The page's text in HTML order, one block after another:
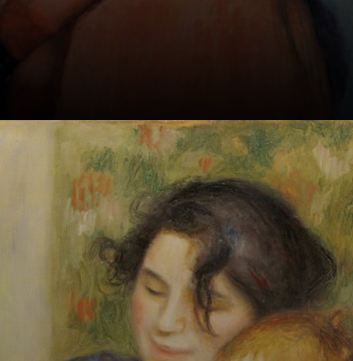
Suo amico Degas:
'I nudi di Renoir
sono come
scoperti di
soppiatto'.